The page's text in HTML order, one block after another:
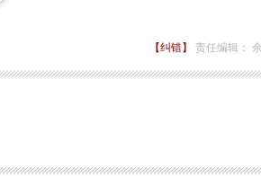
【纠错】 责任编辑：